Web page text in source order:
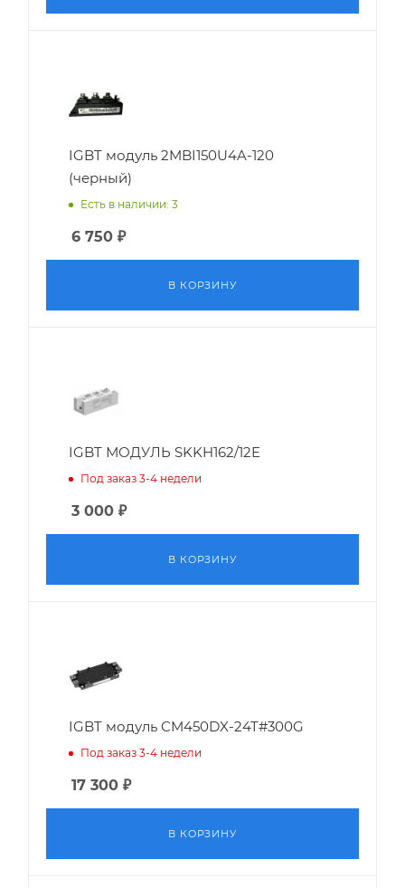
IGBT модуль 2MBI150U4A-120
(черный)
Есть в наличии: 3
6 750 ₽
В КОРЗИНУ
IGBT МОДУЛЬ SKKH162/12E
Под заказ 3-4 недели
3 000 ₽
В КОРЗИНУ
IGBT модуль CM450DX-24T#300G
Под заказ 3-4 недели
17 300 ₽
В КОРЗИНУ